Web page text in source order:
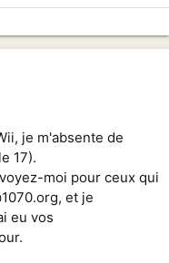
je m'absente de
17).
moi pour ceux qui
et je
eu vos